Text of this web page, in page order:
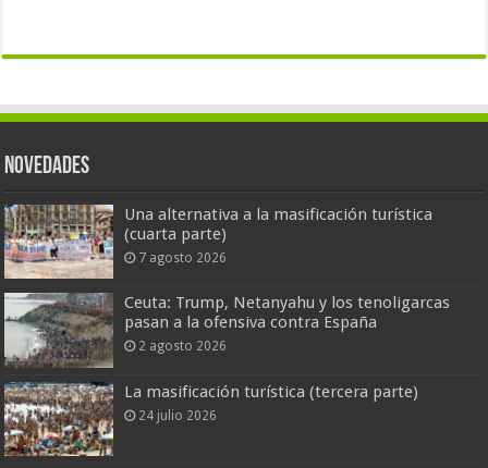
Novedades
Una alternativa a la masificación turística
(cuarta parte)
7 agosto 2026
Ceuta: Trump, Netanyahu y los tenoligarcas
pasan a la ofensiva contra España
2 agosto 2026
La masificación turística (tercera parte)
24 julio 2026